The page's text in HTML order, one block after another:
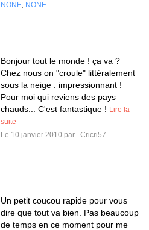
NONE NONE
Bonjour tout le monde ! ça va ?
Chez nous on "croule" littéralement
sous la neige : impressionnant !
Pour moi qui reviens des pays
chauds... C'est fantastique ! Lire la
suite
Le 10 janvier 2010 par
Cricri57
Un petit coucou rapide pour vous
dire que tout va bien. Pas beaucoup
de temps en ce moment pour me